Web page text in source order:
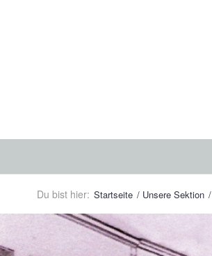
Du bist hier: Startseite / Unsere Sektion /